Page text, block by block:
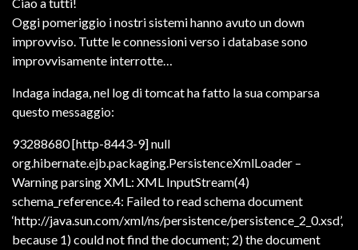
Oggi pomeriggio i nostri sistemi hanno avuto un down
improvviso. Tutte le connessioni verso i database sono
improvvisamente interrotte…
Indaga indaga, nel log di tomcat ha fatto la sua comparsa
questo messaggio:
93288680 [http-8443-9] null
org.hibernate.ejb.packaging.PersistenceXmlLoader –
Warning parsing XML: XML InputStream(4)
schema_reference.4: Failed to read schema document
‘http://java.sun.com/xml/ns/persistence/persistence_2_0.xsd’,
because 1) could not find the document; 2) the document